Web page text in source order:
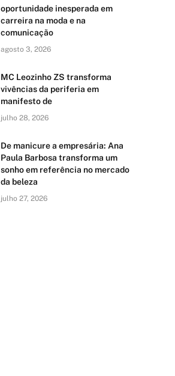
oportunidade inesperada em
carreira na moda e na
comunicação
agosto 3, 2026
MC Leozinho ZS transforma
vivências da periferia em
manifesto de
julho 28, 2026
De manicure a empresária: Ana
Paula Barbosa transforma um
sonho em referência no mercado
da beleza
julho 27, 2026